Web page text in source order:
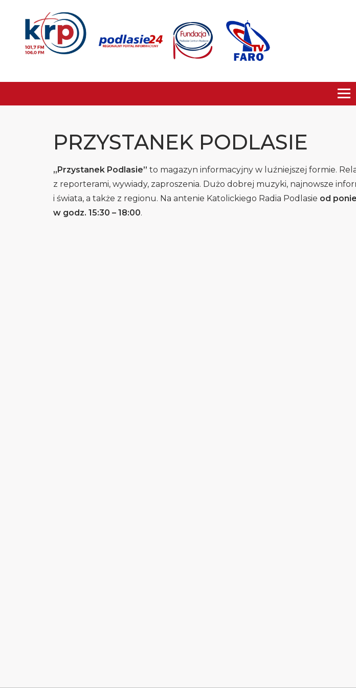
PRZYSTANEK PODLASIE
„Przystanek Podlasie” to magazyn informacyjny w luźniejszej formie.
z reporterami, wywiady, zaproszenia. Dużo dobrej muzyki, najnowsze
i świata, a także z regionu. Na antenie Katolickiego Radia Podlasie od
w godz. 15:30 – 18:00.